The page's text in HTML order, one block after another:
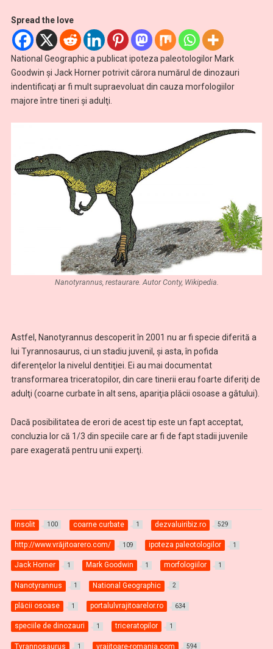
Spread the love
National Geographic a publicat ipoteza paleotologilor Mark
Goodwin şi Jack Horner potrivit cărora numărul de dinozauri
indentificaţi ar fi mult supraevoluat din cauza morfologiilor
majore între tineri şi adulţi.
Nanotyrannus, restaurare. Autor Conty, Wikipedia.
Astfel, Nanotyrannus descoperit în 2001 nu ar fi specie diferită a
lui Tyrannosaurus, ci un stadiu juvenil, şi asta, în pofida
diferenţelor la nivelul dentiţiei. Ei au mai documentat
transformarea triceratopilor, din care tinerii erau foarte diferiţi de
adulţi (coarne curbate în alt sens, apariţia plăcii osoase a gâtului).
Dacă posibilitatea de erori de acest tip este un fapt acceptat,
concluzia lor că 1/3 din speciile care ar fi de fapt stadii juvenile
pare exagerată pentru unii experţi.
Insolit 100 coarne curbate 1 dezvaluiribiz.ro 529
http://www.vrăjitoarero.com/ 109 ipoteza paleotologilor 1
Jack Horner 1 Mark Goodwin 1 morfologiilor 1
Nanotyrannus 1 National Geographic 2
plăcii osoase 1 portalulvrajitoarelor.ro 634
speciile de dinozauri 1 triceratopilor 1
Tyrannosaurus 1 vrajitoare-romania.com 594